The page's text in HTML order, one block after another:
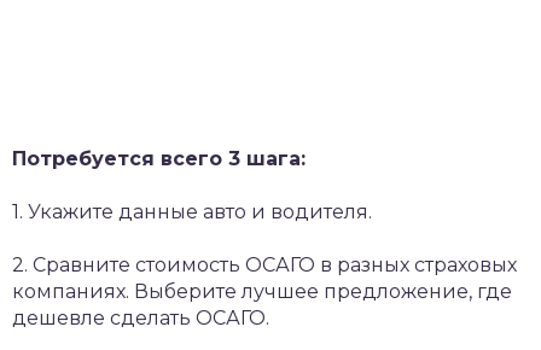
Потребуется всего 3 шага:
1. Укажите данные авто и водителя.
2. Сравните стоимость ОСАГО в разных страховых
компаниях. Выберите лучшее предложение, где
дешевле сделать ОСАГО.